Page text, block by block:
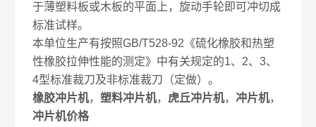
于薄塑料板或木板的平面上，旋动手轮即可冲切成
标准试样。
本单位生产有按照GB/T528-92《硫化橡胶和热塑
性橡胶拉伸性能的测定》中有关规定的1、2、3、
4型标准裁刀及非标准裁刀（定做）。
橡胶冲片机，塑料冲片机， 虎丘冲片机，冲片机，
冲片机价格